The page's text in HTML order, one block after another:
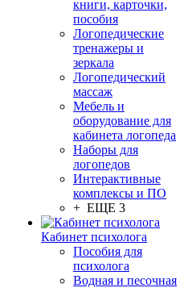
книги, карточки,
пособия
Логопедические
тренажеры и
зеркала
Логопедический
массаж
Мебель и
оборудование для
кабинета логопеда
Наборы для
логопедов
Интерактивные
комплексы и ПО
+ ЕЩЕ 3
Кабинет психолога
Пособия для
психолога
Водная и песочная